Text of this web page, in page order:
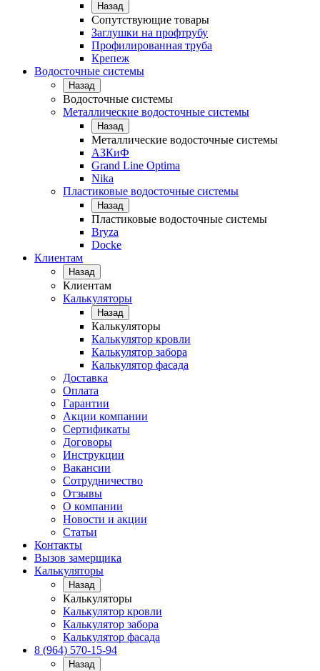
Назад
Сопутствующие товары
Заглушки на профтрубу
Профилированная труба
Крепеж
Водосточные системы
Назад
Водосточные системы
Металлические водосточные системы
Назад
Металлические водосточные системы
АЗКиФ
Grand Line Optima
Nika
Пластиковые водосточные системы
Назад
Пластиковые водосточные системы
Bryza
Docke
Клиентам
Назад
Клиентам
Калькуляторы
Назад
Калькуляторы
Калькулятор кровли
Калькулятор забора
Калькулятор фасада
Доставка
Оплата
Гарантии
Акции компании
Сертификаты
Договоры
Инструкции
Вакансии
Сотрудничество
Отзывы
О компании
Новости и акции
Статьи
Контакты
Вызов замерщика
Калькуляторы
Назад
Калькуляторы
Калькулятор кровли
Калькулятор забора
Калькулятор фасада
8 (964) 570-15-94
Назад